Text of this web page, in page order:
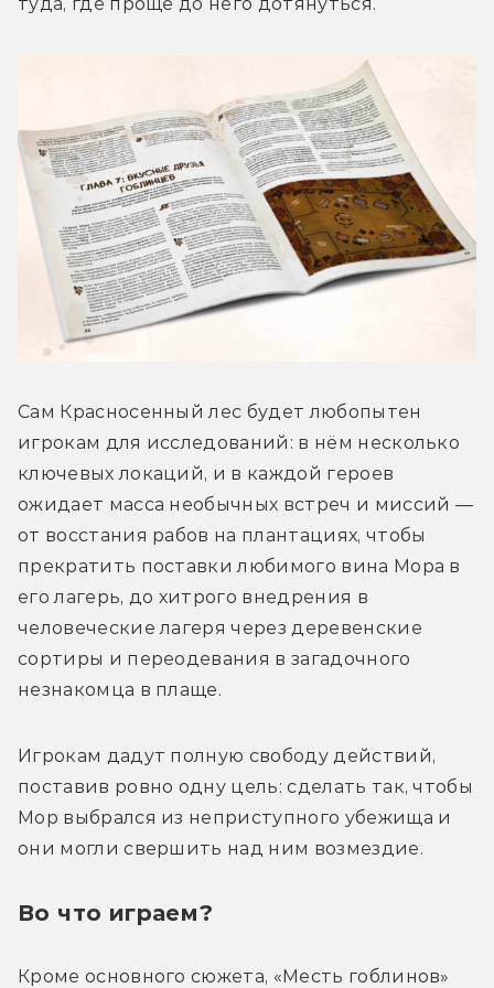
туда, где проще до него дотянуться.
Сам Красносенный лес будет любопытен
игрокам для исследований: в нём несколько
ключевых локаций, и в каждой героев
ожидает масса необычных встреч и миссий —
от восстания рабов на плантациях, чтобы
прекратить поставки любимого вина Мора в
его лагерь, до хитрого внедрения в
человеческие лагеря через деревенские
сортиры и переодевания в загадочного
незнакомца в плаще.
Игрокам дадут полную свободу действий,
поставив ровно одну цель: сделать так, чтобы
Мор выбрался из неприступного убежища и
они могли свершить над ним возмездие.
Во что играем?
Кроме основного сюжета, «Месть гоблинов»